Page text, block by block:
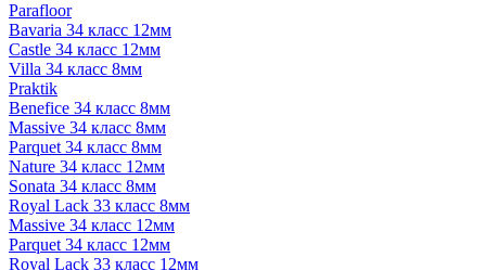
Parafloor
Bavaria 34 класс 12мм
Castle 34 класс 12мм
Villa 34 класс 8мм
Praktik
Benefice 34 класс 8мм
Massive 34 класс 8мм
Parquet 34 класс 8мм
Nature 34 класс 12мм
Sonata 34 класс 8мм
Royal Lack 33 класс 8мм
Massive 34 класс 12мм
Parquet 34 класс 12мм
Royal Lack 33 класс 12мм